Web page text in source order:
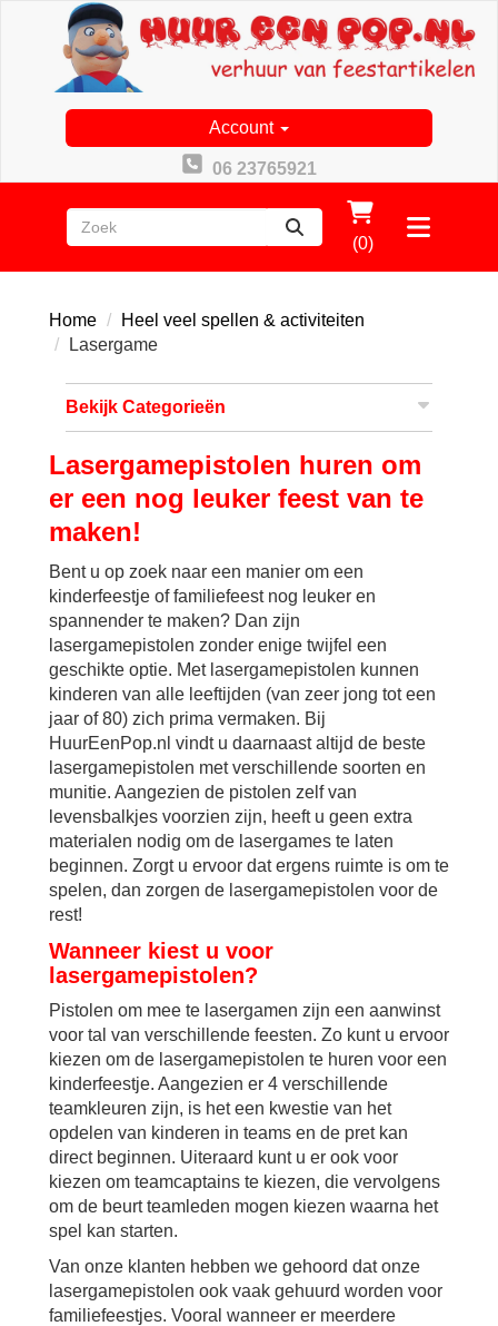
Account
06 23765921
zoeken (0)
Toggle
Home
Heel veel spellen & activiteiten
Lasergame
Bekijk Categorieën
Lasergamepistolen huren om
er een nog leuker feest van te
maken!
Bent u op zoek naar een manier om een
kinderfeestje of familiefeest nog leuker en
spannender te maken? Dan zijn
lasergamepistolen zonder enige twijfel een
geschikte optie. Met lasergamepistolen kunnen
kinderen van alle leeftijden (van zeer jong tot een
jaar of 80) zich prima vermaken. Bij
HuurEenPop.nl vindt u daarnaast altijd de beste
lasergamepistolen met verschillende soorten en
munitie. Aangezien de pistolen zelf van
levensbalkjes voorzien zijn, heeft u geen extra
materialen nodig om de lasergames te laten
beginnen. Zorgt u ervoor dat ergens ruimte is om te
spelen, dan zorgen de lasergamepistolen voor de
rest!
Wanneer kiest u voor
lasergamepistolen?
Pistolen om mee te lasergamen zijn een aanwinst
voor tal van verschillende feesten. Zo kunt u ervoor
kiezen om de lasergamepistolen te huren voor een
kinderfeestje. Aangezien er 4 verschillende
teamkleuren zijn, is het een kwestie van het
opdelen van kinderen in teams en de pret kan
direct beginnen. Uiteraard kunt u er ook voor
kiezen om teamcaptains te kiezen, die vervolgens
om de beurt teamleden mogen kiezen waarna het
spel kan starten.
Van onze klanten hebben we gehoord dat onze
lasergamepistolen ook vaak gehuurd worden voor
familiefeestjes. Vooral wanneer er meerdere